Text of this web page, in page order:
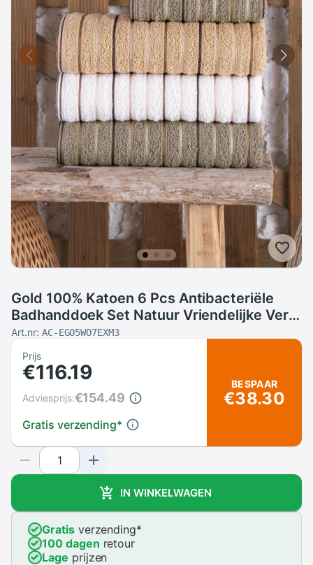
Gold 100% Katoen 6 Pcs Antibacteriële
Badhanddoek Set Natuur Vriendelijke Verf
Bad Handdoeken Badstof Handdoeken
Productie Plaats Turkije
Art.nr: AC-EGO5WO7EXM3
Prijs
€116.19
Gratis verzending*
Adviesprijs:€154.49
BESPAAR
€38.30
IN WINKELWAGEN
Gratisverzending*
100 dagen retour
Lage prijzen